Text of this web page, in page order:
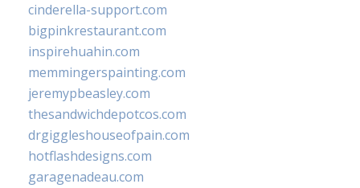
cinderella-support.com
bigpinkrestaurant.com
inspirehuahin.com
memmingerspainting.com
jeremypbeasley.com
thesandwichdepotcos.com
drgiggleshouseofpain.com
hotflashdesigns.com
garagenadeau.com